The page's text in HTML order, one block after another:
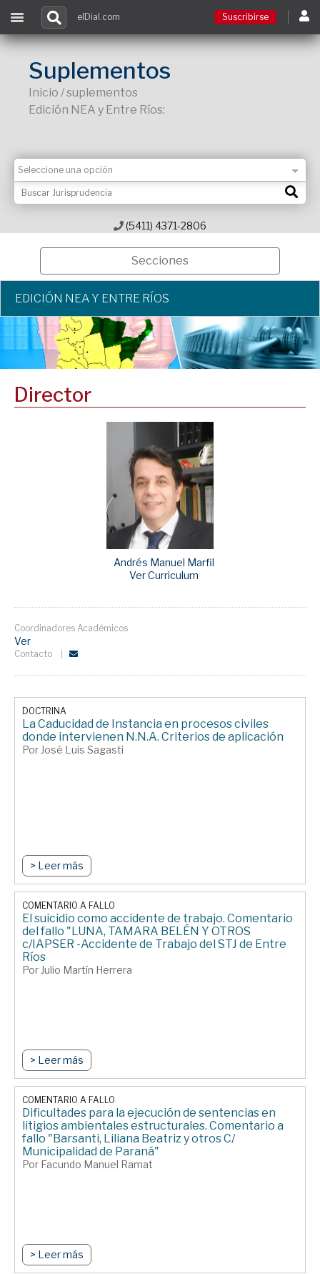
elDial.com Suscribirse
Suplementos
Inicio / suplementos
Edición NEA y Entre Ríos:
(5411) 4371-2806
Secciones
EDICIÓN NEA Y ENTRE RÍOS
Director
Andrés Manuel Marfil
Ver Curriculum
Coordinadores Académicos
Ver
Contacto
DOCTRINA
La Caducidad de Instancia en procesos civiles
donde intervienen N.N.A. Criterios de aplicación
Por José Luis Sagasti
> Leer más
COMENTARIO A FALLO
El suicidio como accidente de trabajo. Comentario
del fallo "LUNA, TAMARA BELÉN Y OTROS
c/IAPSER -Accidente de Trabajo del STJ de Entre
Ríos
Por Julio Martín Herrera
> Leer más
COMENTARIO A FALLO
Dificultades para la ejecución de sentencias en
litigios ambientales estructurales. Comentario a
fallo "Barsanti, Liliana Beatriz y otros C/
Municipalidad de Paraná"
Por Facundo Manuel Ramat
> Leer más